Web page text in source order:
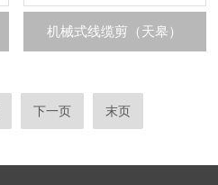
机械式线缆剪（天皋）
下一页 末页